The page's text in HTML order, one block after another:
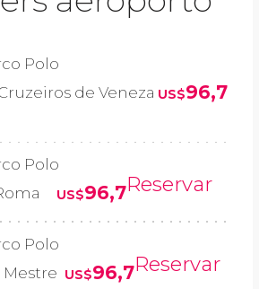
Polo
de Veneza US$96,7
Polo
US$96,7Reservar
Polo
US$96,7Reservar